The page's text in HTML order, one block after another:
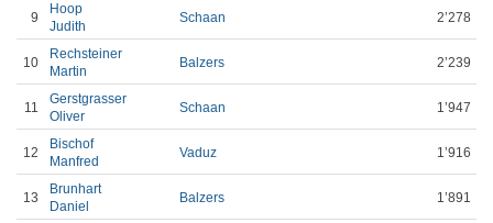
9
Hoop
Judith
Schaan 2’278
10
Rechsteiner
Martin
Balzers 2’239
11
Gerstgrasser
Oliver
Schaan 1’947
12
Bischof
Manfred
Vaduz 1’916
13
Brunhart
Daniel
Balzers 1’891